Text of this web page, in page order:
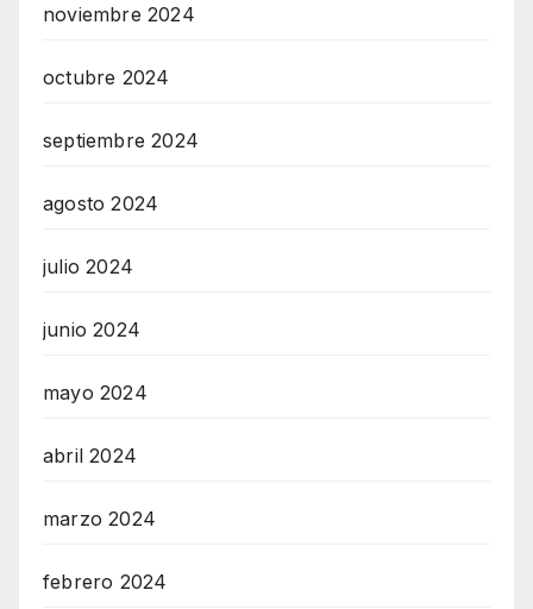
noviembre 2024
octubre 2024
septiembre 2024
agosto 2024
julio 2024
junio 2024
mayo 2024
abril 2024
marzo 2024
febrero 2024